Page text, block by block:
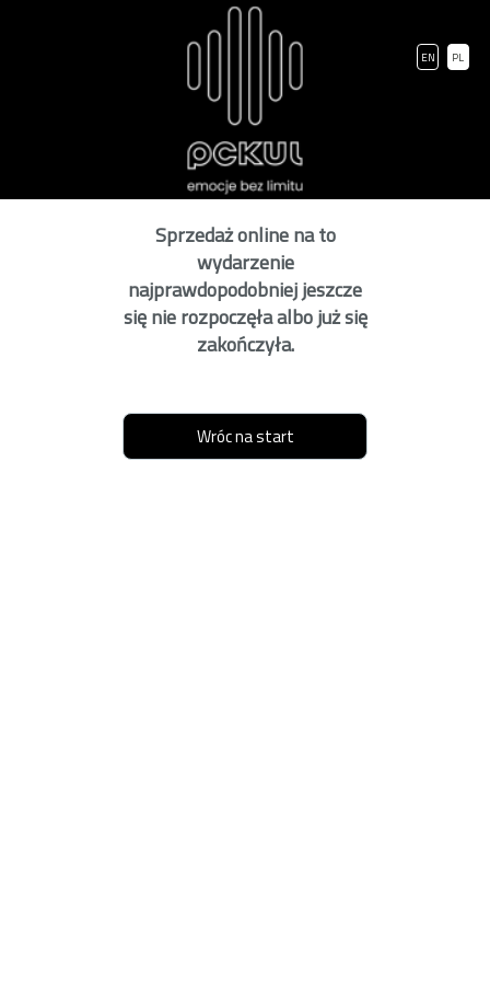
PL
EN
Sprzedaż online na to
wydarzenie
najprawdopodobniej jeszcze
się nie rozpoczęła albo już się
zakończyła.
Wróc na start